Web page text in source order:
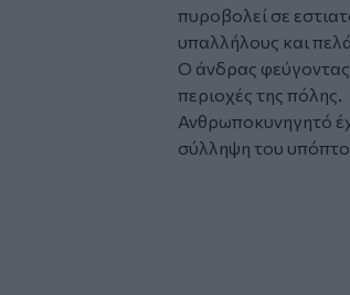
πυροβολεί σε
υπαλλήλους και
Ο άνδρας φεύγοντας
περιοχές της πόλης.
Ανθρωποκυνηγητό
σύλληψη του